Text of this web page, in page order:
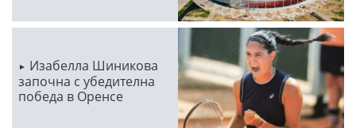
Изабелла Шиникова
започна с убедителна
победа в Оренсе